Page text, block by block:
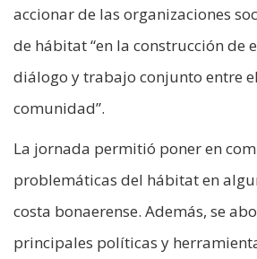
accionar de las organizaciones
de hábitat “en la construcción de
diálogo y trabajo conjunto entre
comunidad”.
La jornada permitió poner en
problemáticas del hábitat en
costa bonaerense. Además, se
principales políticas y